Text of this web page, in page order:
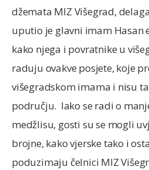
džemata MIZ Višegrad,
uputio je glavni imam Hasan
kako njega i povratnike u
raduju ovakve posjete, koje
višegradskom imama i nisu
području. Iako se radi o
medžlisu, gosti su se mogli
brojne, kako vjerske tako i
poduzimaju čelnici MIZ